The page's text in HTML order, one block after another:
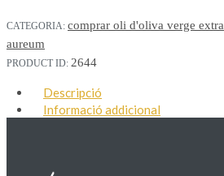
CATEGORIA: comprar oli d'oliva verge extra
aureum
PRODUCT ID: 2644
Descripció
Informació addicional